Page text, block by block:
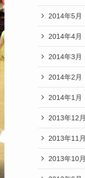
2014年5月
2014年4月
2014年3月
2014年2月
2014年1月
2013年12月
2013年11月
2013年10月